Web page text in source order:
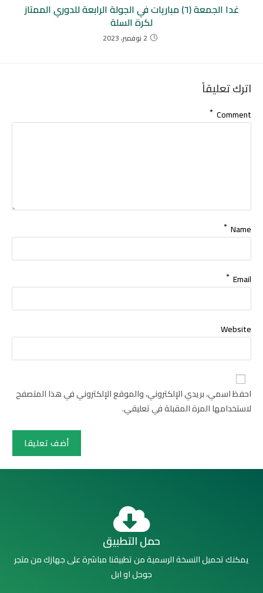
غدا الجمعة (٦) مباريات في الجولة الرابعة للدوري الممتاز
لكرة السلة
2 نوفمبر، 2023
اترك تعليقاً
Comment
*
Name
*
Email
*
Website
احفظ اسمي، بريدي الإلكتروني، والموقع الإلكتروني في هذا المتصفح
لاستخدامها المرة المقبلة في تعليقي.
حمل التطبيق
يمكنك تحميل النسخة الرسمية من تطبيقنا مباشرة على جهازك من متجر
جوجل او ابل